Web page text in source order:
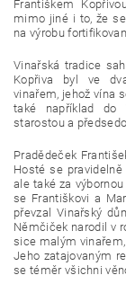
Františkem
mimo jiné i to, že
na výrobu
Vinařská tradice
Kopřiva byl ve
vinařem, jehož vína
také například do
starostou a
Pradědeček
Hosté se
ale také za
se Františkovi a
převzal Vinařský
Němčiček narodil v
sice malým
Jeho zatajovaným
se téměr všichni